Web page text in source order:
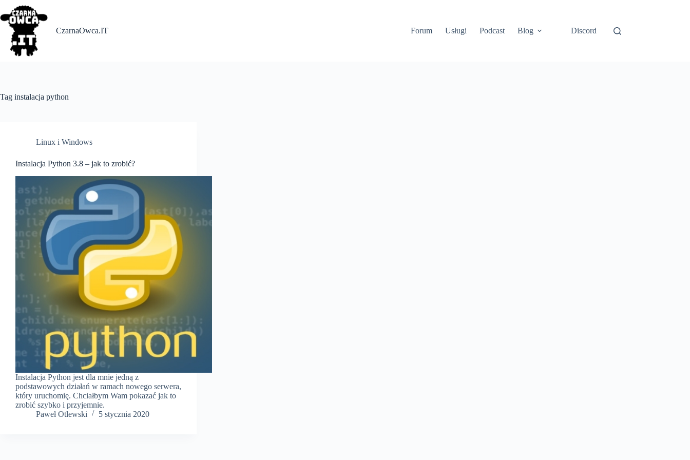
to
content
CzarnaOwca.IT
Forum Usługi Podcast Blog Discord
Tag instalacja python
Linux i Windows
Instalacja Python 3.8 – jak to zrobić?
Instalacja Python jest dla mnie jedną z
podstawowych działań w ramach nowego serwera,
który uruchomię. Chciałbym Wam pokazać jak to
zrobić szybko i przyjemnie.
Paweł Otlewski
5 stycznia 2020